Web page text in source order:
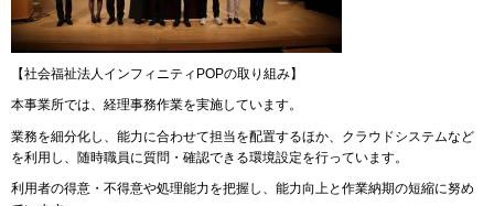
【社会福祉法人インフィニティPOPの取り組み】
本事業所では、経理事務作業を実施しています。
業務を細分化し、能力に合わせて担当を配置するほか、クラウドシステムなど
を利用し、随時職員に質問・確認できる環境設定を行っています。
利用者の得意・不得意や処理能力を把握し、能力向上と作業納期の短縮に努め